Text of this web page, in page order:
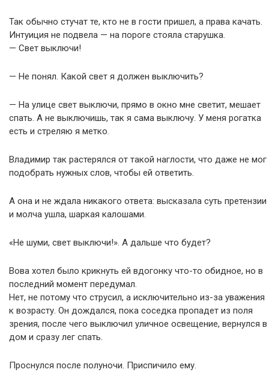
Так обычно стучат те, кто не в гости пришел, а права качать.
Интуиция не подвела — на пороге стояла старушка.
— Свет выключи!
— Не понял. Какой свет я должен выключить?
— На улице свет выключи, прямо в окно мне светит, мешает
спать. А не выключишь, так я сама выключу. У меня рогатка
есть и стреляю я метко.
Владимир так растерялся от такой наглости, что даже не мог
подобрать нужных слов, чтобы ей ответить.
А она и не ждала никакого ответа: высказала суть претензии
и молча ушла, шаркая калошами.
«Не шуми, свет выключи!». А дальше что будет?
Вова хотел было крикнуть ей вдогонку что-то обидное, но в
последний момент передумал.
Нет, не потому что струсил, а исключительно из-за уважения
к возрасту. Он дождался, пока соседка пропадет из поля
зрения, после чего выключил уличное освещение, вернулся в
дом и сразу лег спать.
Проснулся после полуночи. Приспичило ему.